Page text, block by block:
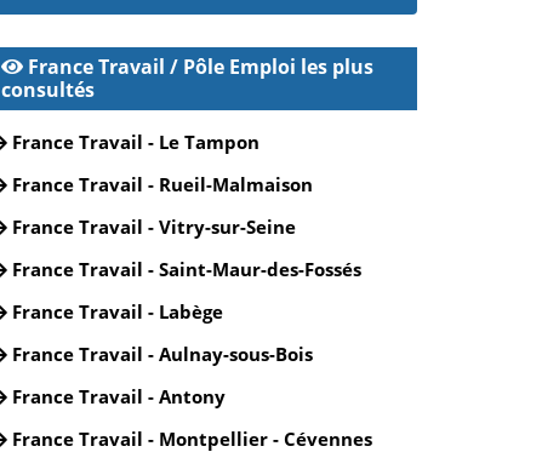
France Travail / Pôle Emploi les plus
consultés
France Travail - Le Tampon
France Travail - Rueil-Malmaison
France Travail - Vitry-sur-Seine
France Travail - Saint-Maur-des-Fossés
France Travail - Labège
France Travail - Aulnay-sous-Bois
France Travail - Antony
France Travail - Montpellier - Cévennes